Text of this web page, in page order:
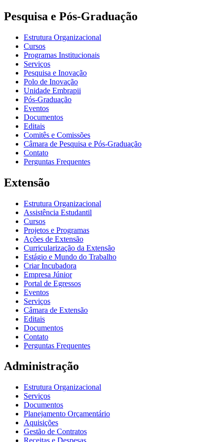
Pesquisa e Pós-Graduação
Estrutura Organizacional
Cursos
Programas Institucionais
Serviços
Pesquisa e Inovação
Polo de Inovação
Unidade Embrapii
Pós-Graduação
Eventos
Documentos
Editais
Comitês e Comissões
Câmara de Pesquisa e Pós-Graduação
Contato
Perguntas Frequentes
Extensão
Estrutura Organizacional
Assistência Estudantil
Cursos
Projetos e Programas
Ações de Extensão
Curricularização da Extensão
Estágio e Mundo do Trabalho
Criar Incubadora
Empresa Júnior
Portal de Egressos
Eventos
Serviços
Câmara de Extensão
Editais
Documentos
Contato
Perguntas Frequentes
Administração
Estrutura Organizacional
Serviços
Documentos
Planejamento Orçamentário
Aquisições
Gestão de Contratos